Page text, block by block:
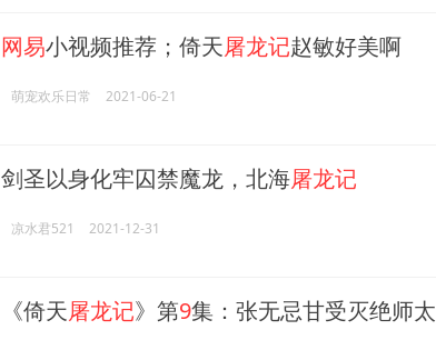
网易小视频推荐；倚天屠龙记赵敏好美啊
萌宠欢乐日常 2021-06-21
剑圣以身化牢囚禁魔龙，北海屠龙记
凉水君521 2021-12-31
《倚天屠龙记》第9集：张无忌甘受灭绝师太